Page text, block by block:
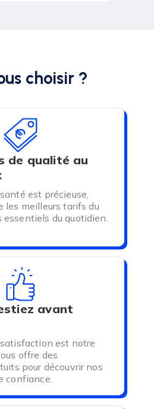
choisir ?
de qualité au
est précieuse,
les meilleurs tarifs du
essentiels du quotidien.
avant
est notre
offre des
pour découvrir nos
confiance.